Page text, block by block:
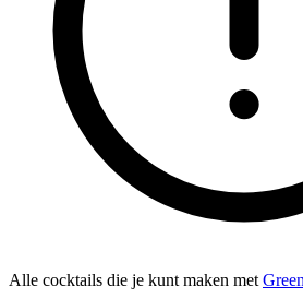
Alle cocktails die je kunt maken met